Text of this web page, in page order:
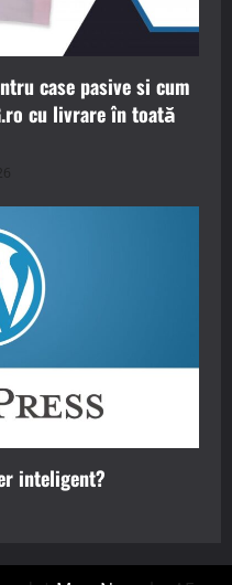
case pasive si cum
cu livrare în toată
inteligent?